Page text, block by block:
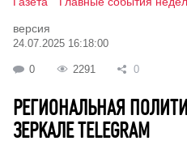
версия
24.07.2025 16:18:00
0 2291 0
РЕГИОНАЛЬНАЯ
ЗЕРКАЛЕ TELEGRAM